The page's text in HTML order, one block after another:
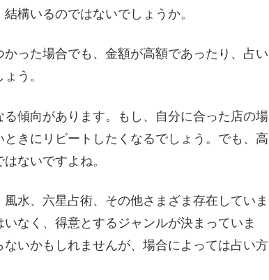
構いるのではないでしょうか。
った場合でも、金額が高額であったり、占い
う。
傾向があります。もし、自分に合った店の場
きにリピートしたくなるでしょう。でも、高
ないですよね。
水、六星占術、その他さまざま存在していま
なく、得意とするジャンルが決まっていま
いかもしれませんが、場合によっては占い方